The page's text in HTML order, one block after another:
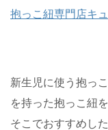
抱っこ紐専門店キ
新生児に使う抱っ
を持った抱っこ紐
そこでおすすめした